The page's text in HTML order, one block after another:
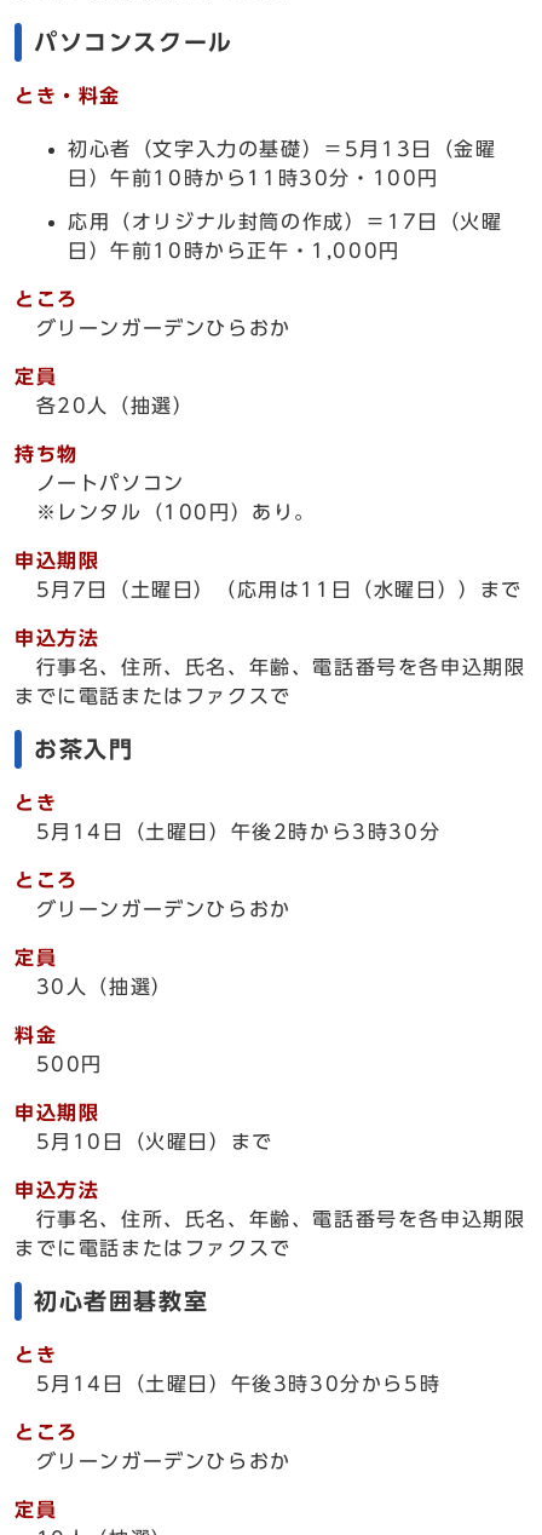
パソコンスクール
とき・料金
初心者（文字入力の基礎）＝5月13日（金曜
日）午前10時から11時30分・100円
応用（オリジナル封筒の作成）＝17日（火曜
日）午前10時から正午・1,000円
ところ
グリーンガーデンひらおか
定員
各20人（抽選）
持ち物
ノートパソコン
※レンタル（100円）あり。
申込期限
5月7日（土曜日）（応用は11日（水曜日））まで
申込方法
行事名、住所、氏名、年齢、電話番号を各申込期限
までに電話またはファクスで
お茶入門
とき
5月14日（土曜日）午後2時から3時30分
ところ
グリーンガーデンひらおか
定員
30人（抽選）
料金
500円
申込期限
5月10日（火曜日）まで
申込方法
行事名、住所、氏名、年齢、電話番号を各申込期限
までに電話またはファクスで
初心者囲碁教室
とき
5月14日（土曜日）午後3時30分から5時
ところ
グリーンガーデンひらおか
定員